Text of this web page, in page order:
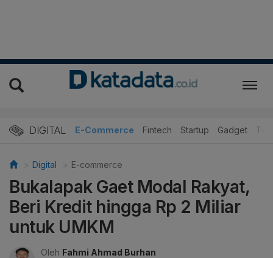
DIGITAL E-Commerce Fintech Startup Gadget
Digital E-commerce
Bukalapak Gaet Modal Rakyat,
Beri Kredit hingga Rp 2 Miliar
untuk UMKM
Oleh Fahmi Ahmad Burhan